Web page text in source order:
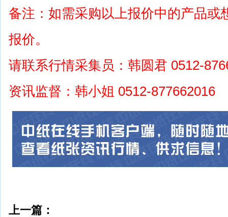
备注：如需采购以上报价中的产品或
报价。
请联系行情采集员：韩圆君 0512-
资讯监督：韩小姐 0512-877662016
上一篇：